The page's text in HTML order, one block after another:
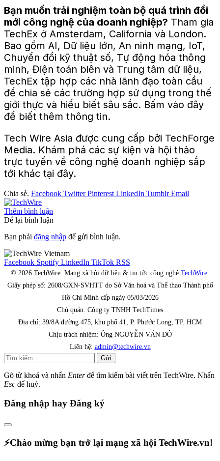
Bạn muốn trải nghiệm toàn bộ quá trình đổi
mới công nghệ của doanh nghiệp? Tham gia
TechEx ở Amsterdam, California và London.
Bao gồm AI, Dữ liệu lớn, An ninh mạng, IoT,
Chuyển đổi kỹ thuật số, Tự động hóa thông
minh, Điện toán biên và Trung tâm dữ liệu,
TechEx tập hợp các nhà lãnh đạo toàn cầu
để chia sẻ các trường hợp sử dụng trong thế
giới thực và hiểu biết sâu sắc. Bấm vào đây
để biết thêm thông tin.
Tech Wire Asia được cung cấp bởi TechForge
Media. Khám phá các sự kiện và hội thảo
trực tuyến về công nghệ doanh nghiệp sắp
tới khác tại đây.
Chia sẻ. Facebook Twitter Pinterest LinkedIn Tumblr Email
Thêm bình luận
Để lại bình luận
Bạn phải đăng nhập để gửi bình luận.
Facebook Spotify LinkedIn TikTok RSS
© 2026 TechWire. Mạng xã hội dữ liệu & tin tức công nghệ TechWire
Giấy phép số: 2608/GXN-SVHTT do Sở Văn hoá và Thể thao Thành phố
Hồ Chí Minh cấp ngày 05/03/2026
Chủ quản: Công ty TNHH TechTimes
Địa chỉ: 39/8A đường 475, khu phố 41, P. Phước Long, TP. HCM
Chịu trách nhiệm: Ông NGUYỄN VĂN ĐÔ
Liên hệ: admin@techwire.vn
Gửi
Gõ từ khoá và nhấn Enterđể tìm kiếm bài viết trên TechWire. Nhấn
Esc để huỷ.
Đăng nhập hay Đăng ký
⚡️Chào mừng bạn trở lại mạng xã hội TechWire.vn!